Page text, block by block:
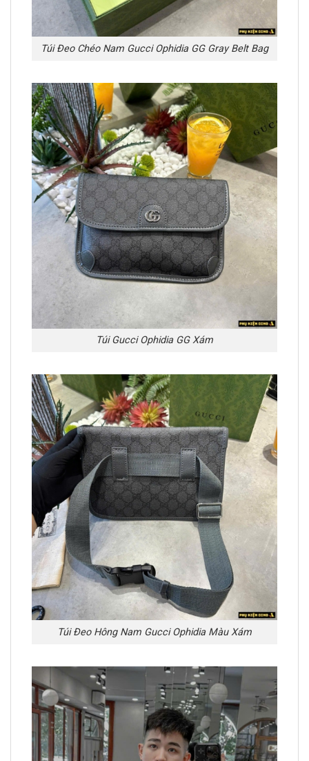
Túi Đeo Chéo Nam Gucci Ophidia GG Gray Belt Bag
Túi Gucci Ophidia GG Xám
Túi Đeo Hông Nam Gucci Ophidia Màu Xám